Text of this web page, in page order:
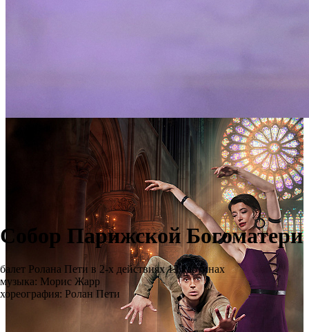
Собор Парижской Богоматери
балет Ролана Пети в 2-х действиях 13 картинах
музыка: Морис Жарр
хореография: Ролан Пети